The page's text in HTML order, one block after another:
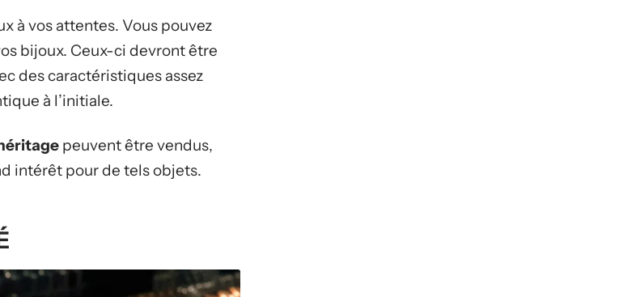
à vos attentes. Vous pouvez
bijoux. Ceux-ci devront être
des caractéristiques assez
à l’initiale.
peuvent être vendus,
intérêt pour de tels objets.